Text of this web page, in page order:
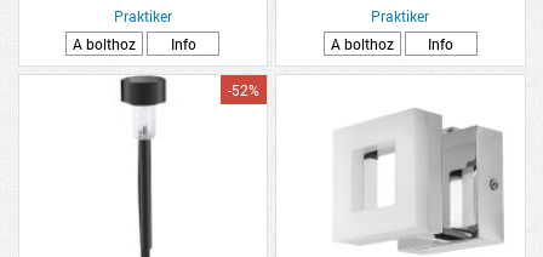
Praktiker
A bolthoz
Info
Praktiker
A bolthoz
Info
-52%